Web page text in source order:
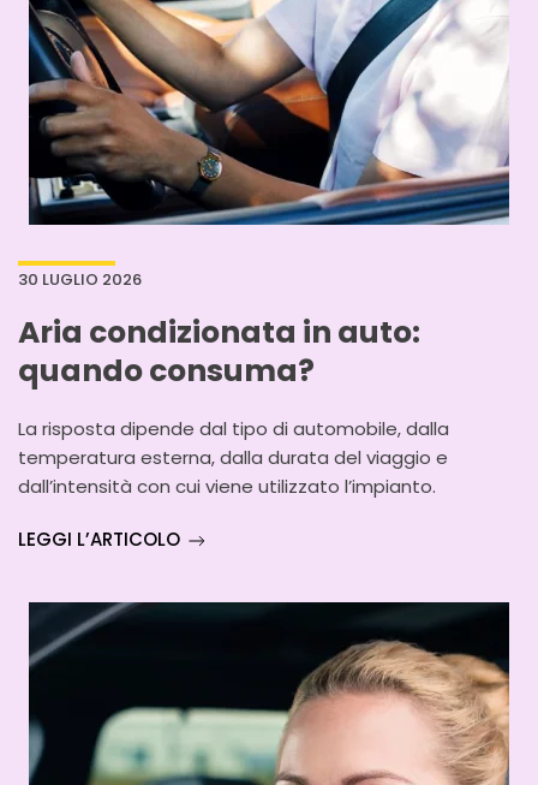
30 LUGLIO 2026
Aria condizionata in auto:
quando consuma?
La risposta dipende dal tipo di automobile, dalla
temperatura esterna, dalla durata del viaggio e
dall’intensità con cui viene utilizzato l’impianto.
LEGGI L’ARTICOLO